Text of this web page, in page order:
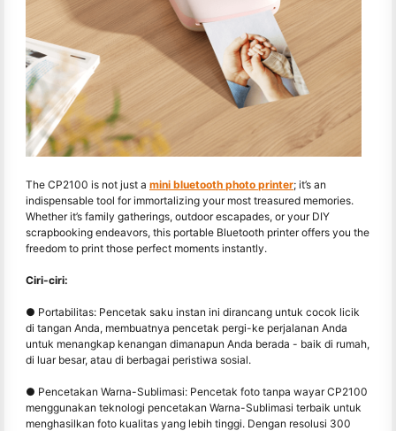
The CP2100 is not just a mini bluetooth photo printer; it’s an
indispensable tool for immortalizing your most treasured memories.
Whether it’s family gatherings, outdoor escapades, or your DIY
scrapbooking endeavors, this portable Bluetooth printer offers you the
freedom to print those perfect moments instantly.
Ciri-ciri:
● Portabilitas: Pencetak saku instan ini dirancang untuk cocok licik
di tangan Anda, membuatnya pencetak pergi-ke perjalanan Anda
untuk menangkap kenangan dimanapun Anda berada - baik di rumah,
di luar besar, atau di berbagai peristiwa sosial.
● Pencetakan Warna-Sublimasi: Pencetak foto tanpa wayar CP2100
menggunakan teknologi pencetakan Warna-Sublimasi terbaik untuk
menghasilkan foto kualitas yang lebih tinggi. Dengan resolusi 300